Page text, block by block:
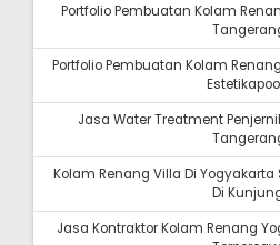
Portfolio Pembuatan Kolam
Portfolio Pembuatan Kolam
Jasa Water Treatment
Kolam Renang Villa Di
Di
Jasa Kontraktor Kolam Renang